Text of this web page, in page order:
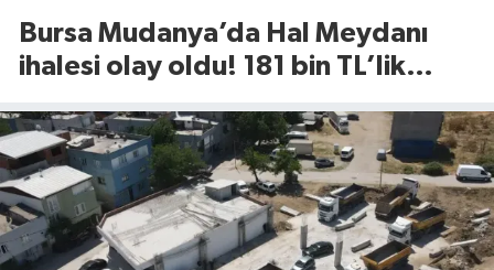
Bursa Mudanya’da Hal Meydanı
ihalesi olay oldu! 181 bin TL’lik